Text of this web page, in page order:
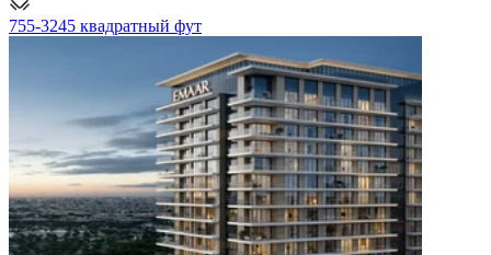
755-3245 квадратный фут